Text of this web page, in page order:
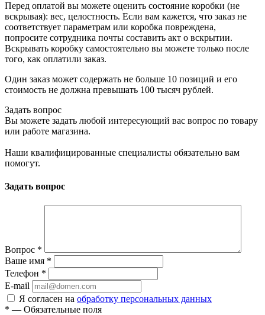
Перед оплатой вы можете оценить состояние коробки (не
вскрывая): вес, целостность. Если вам кажется, что заказ не
соответствует параметрам или коробка повреждена,
попросите сотрудника почты составить акт о вскрытии.
Вскрывать коробку самостоятельно вы можете только после
того, как оплатили заказ.
Один заказ может содержать не больше 10 позиций и его
стоимость не должна превышать 100 тысяч рублей.
Задать вопрос
Вы можете задать любой интересующий вас вопрос по товару
или работе магазина.
Наши квалифицированные специалисты обязательно вам
помогут.
Задать вопрос
Вопрос *
Ваше имя *
Телефон *
E-mail
Я согласен на обработку персональных данных
* — Обязательные поля